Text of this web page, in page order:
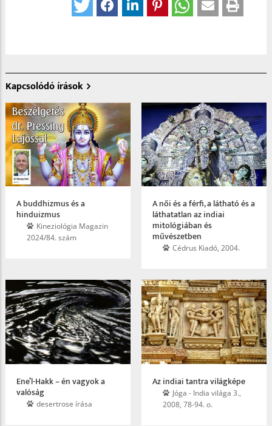
Kapcsolódó írások
A buddhizmus és a
hinduizmus
Kineziológia Magazin
2024/84. szám
A női és a férfi, a látható és a
láthatatlan az indiai
mitológiában és
művészetben
Cédrus Kiadó, 2004.
Ene’l-Hakk – én vagyok a
valóság
desertrose írása
Az indiai tantra világképe
Jóga - India világa 3.,
2008, 78-94. o.